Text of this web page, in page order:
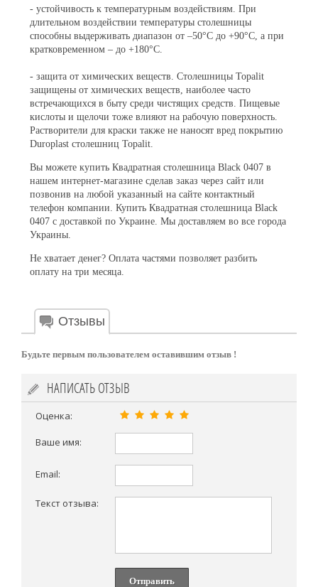
- устойчивость к температурным воздействиям. При
длительном воздействии температуры столешницы
способны выдерживать диапазон от –50°С до +90°С, а при
кратковременном – до +180°С.
- защита от химических веществ. Столешницы Topalit
защищены от химических веществ, наиболее часто
встречающихся в быту среди чистящих средств. Пищевые
кислоты и щелочи тоже влияют на рабочую поверхность.
Растворители для краски также не наносят вред покрытию
Duroplast столешниц Topalit.
Вы можете купить Квадратная столешница Black 0407 в
нашем интернет-магазине сделав заказ через сайт или
позвонив на любой указанный на сайте контактный
телефон компании. Купить Квадратная столешница Black
0407 с доставкой по Украине. Мы доставляем во все города
Украины.
Не хватает денег? Оплата частями позволяет разбить
оплату на три месяца.
Отзывы
Будьте первым пользователем оставившим отзыв !
НАПИСАТЬ ОТЗЫВ
Оценка:
Ваше имя:
Email:
Текст отзыва:
Отправить